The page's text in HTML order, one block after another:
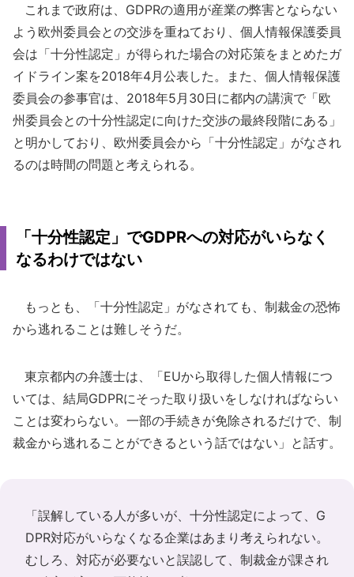
これまで政府は、GDPRの適用が産業の弊害とならない
よう欧州委員会との交渉を重ねており、個人情報保護委員
会は「十分性認定」が得られた場合の対応策をまとめたガ
イドライン案を2018年4月公表した。また、個人情報保護
委員会の参事官は、2018年5月30日に都内の講演で「欧
州委員会との十分性認定に向けた交渉の最終段階にある」
と明かしており、欧州委員会から「十分性認定」がなされ
るのは時間の問題と考えられる。
「十分性認定」でGDPRへの対応がいらなく
なるわけではない
もっとも、「十分性認定」がなされても、制裁金の恐怖
から逃れることは難しそうだ。
東京都内の弁護士は、「EUから取得した個人情報につ
いては、結局GDPRにそった取り扱いをしなければならい
ことは変わらない。一部の手続きが免除されるだけで、制
裁金から逃れることができるという話ではない」と話す。
「誤解している人が多いが、十分性認定によって、G
DPR対応がいらなくなる企業はあまり考えられない。
むしろ、対応が必要ないと誤認して、制裁金が課され